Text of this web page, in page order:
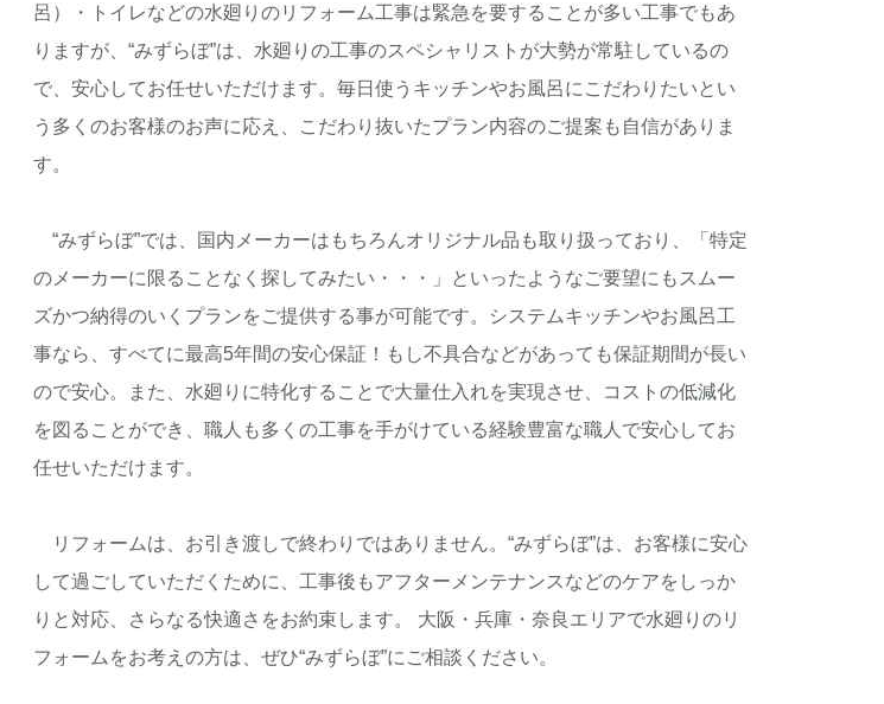
呂）・トイレなどの水廻りのリフォーム工事は緊急を要することが多い工事でもあ
りますが、“みずらぼ”は、水廻りの工事のスペシャリストが大勢が常駐しているの
で、安心してお任せいただけます。毎日使うキッチンやお風呂にこだわりたいとい
う多くのお客様のお声に応え、こだわり抜いたプラン内容のご提案も自信がありま
す。
“みずらぼ”では、国内メーカーはもちろんオリジナル品も取り扱っており、「特定
のメーカーに限ることなく探してみたい・・・」といったようなご要望にもスムー
ズかつ納得のいくプランをご提供する事が可能です。システムキッチンやお風呂工
事なら、すべてに最高5年間の安心保証！もし不具合などがあっても保証期間が長い
ので安心。また、水廻りに特化することで大量仕入れを実現させ、コストの低減化
を図ることができ、職人も多くの工事を手がけている経験豊富な職人で安心してお
任せいただけます。
リフォームは、お引き渡しで終わりではありません。“みずらぼ”は、お客様に安心
して過ごしていただくために、工事後もアフターメンテナンスなどのケアをしっか
りと対応、さらなる快適さをお約束します。 大阪・兵庫・奈良エリアで水廻りのリ
フォームをお考えの方は、ぜひ“みずらぼ”にご相談ください。